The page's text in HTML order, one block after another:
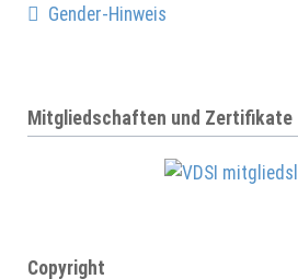
Gender-Hinweis
Mitgliedschaften und Zertifikate
Copyright